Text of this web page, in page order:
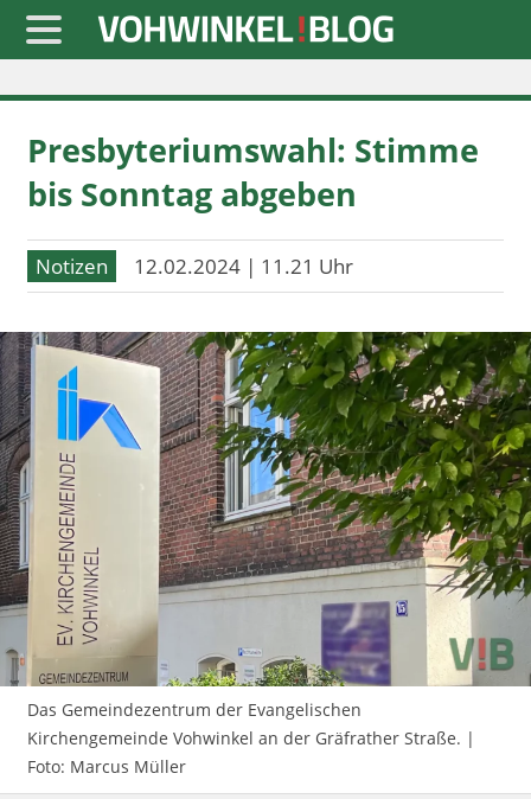
Startseite
» Blaulicht
» Freizeit
» Notizen
» Politik
» Sport
» Wirtschaft
Werbung
Datenschutz
Impressum
Presbyteriumswahl: Stimme
bis Sonntag abgeben
Notizen 12.02.2024 | 11.21 Uhr
Das Gemeindezentrum der Evangelischen
Kirchengemeinde Vohwinkel an der Gräfrather Straße. |
Foto: Marcus Müller